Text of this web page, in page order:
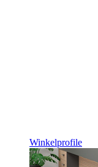
Winkelprofile